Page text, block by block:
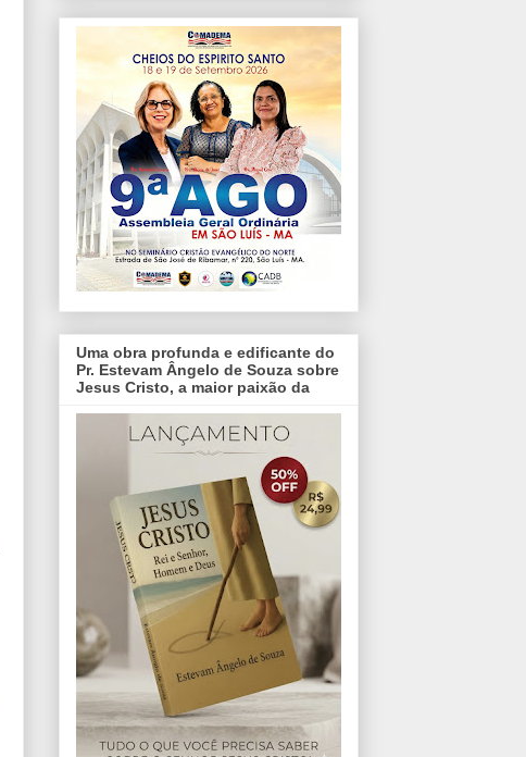
Uma obra profunda e edificante do
Pr. Estevam Ângelo de Souza sobre
Jesus Cristo, a maior paixão da